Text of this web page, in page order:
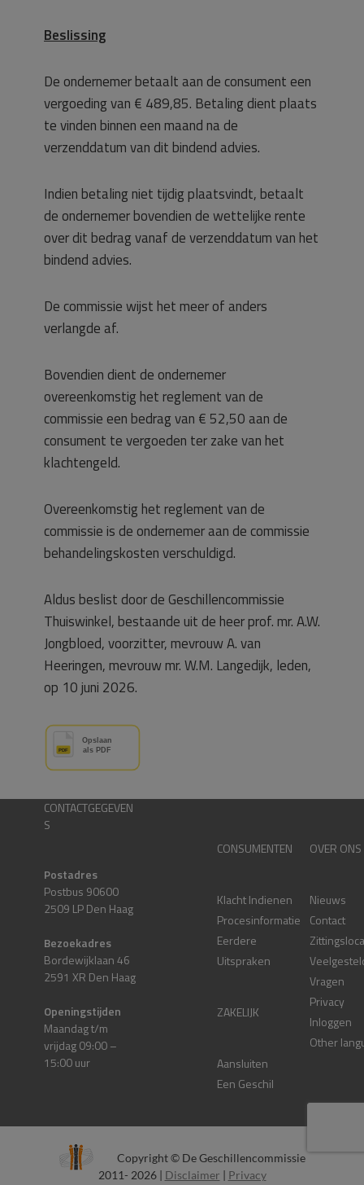
Beslissing
De ondernemer betaalt aan de consument een
vergoeding van € 489,85. Betaling dient plaats
te vinden binnen een maand na de
verzenddatum van dit bindend advies.
Indien betaling niet tijdig plaatsvindt, betaalt
de ondernemer bovendien de wettelijke rente
over dit bedrag vanaf de verzenddatum van het
bindend advies.
De commissie wijst het meer of anders
verlangde af.
Bovendien dient de ondernemer
overeenkomstig het reglement van de
commissie een bedrag van € 52,50 aan de
consument te vergoeden ter zake van het
klachtengeld.
Overeenkomstig het reglement van de
commissie is de ondernemer aan de commissie
behandelingskosten verschuldigd.
Aldus beslist door de Geschillencommissie
Thuiswinkel, bestaande uit de heer prof. mr. A.W.
Jongbloed, voorzitter, mevrouw A. van
Heeringen, mevrouw mr. W.M. Langedijk, leden,
op 10 juni 2026.
CONTACTGEGEVEN
S
Postadres
Postbus 90600
2509 LP Den Haag
Bezoekadres
Bordewijklaan 46
2591 XR Den Haag
Openingstijden
Maandag t/m
vrijdag 09:00 –
15:00 uur
CONSUMENTEN
Klacht Indienen
Procesinformatie
Eerdere
Uitspraken
ZAKELIJK
Aansluiten
Een Geschil
OVER ONS
Nieuws
Contact
Vragen
Privacy
Inloggen
Other
Copyright © De Geschillencommissie
2011- 2026 | Disclaimer | Privacy